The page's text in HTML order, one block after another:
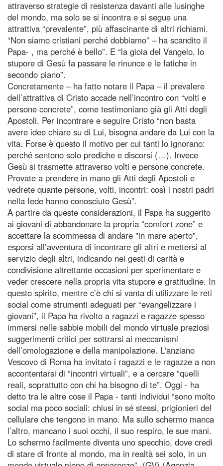
attraverso strategie di resistenza davanti alle lusinghe
del mondo, ma solo se si incontra e si segue una
attrattiva “prevalente”, più affascinante di altri richiami.
“Non siamo cristiani perché dobbiamo” – ha scandito il
Papa- , ma perché è bello”. E “la gioia del Vangelo, lo
stupore di Gesù fa passare le rinunce e le fatiche in
secondo piano”.
Concretamente – ha fatto notare il Papa – il prevalere
dell’attrattiva di Cristo accade nell’incontro con “volti e
persone concrete”, come testimoniano già gli Atti degli
Apostoli. Per incontrare e seguire Cristo “non basta
avere idee chiare su di Lui, bisogna andare da Lui con la
vita. Forse è questo il motivo per cui tanti lo ignorano:
perché sentono solo prediche e discorsi (…). Invece
Gesù si trasmette attraverso volti e persone concrete.
Provate a prendere in mano gli Atti degli Apostoli e
vedrete quante persone, volti, incontri: così i nostri padri
nella fede hanno conosciuto Gesù”.
A partire da queste considerazioni, il Papa ha suggerito
ai giovani di abbandonare la propria “comfort zone” e
accettare la scommessa di andare "in mare aperto",
esporsi all’avventura di incontrare gli altri e mettersi al
servizio degli altri, indicando nei gesti di carità e
condivisione altrettante occasioni per sperimentare e
veder crescere nella propria vita stupore e gratitudine. In
questo spirito, mentre c’è chi si vanta di utilizzare le reti
social come strumenti adeguati per “evangelizzare i
giovani”, il Papa ha rivolto a ragazzi e ragazze spesso
immersi nelle sabbie mobili del mondo virtuale preziosi
suggerimenti critici per sottrarsi ai meccanismi
dell’omologazione e della manipolazione. L'anziano
Vescovo di Roma ha invitato i ragazzi e le ragazze a non
accontentarsi di “incontri virtuali”, e a cercare “quelli
reali, soprattutto con chi ha bisogno di te”. Oggi - ha
detto tra le altre cose il Papa - tanti individui “sono molto
social ma poco sociali: chiusi in sé stessi, prigionieri del
cellulare che tengono in mano. Ma sullo schermo manca
l’altro, mancano i suoi occhi, il suo respiro, le sue mani.
Lo schermo facilmente diventa uno specchio, dove credi
di stare di fronte al mondo, ma in realtà sei solo, in un